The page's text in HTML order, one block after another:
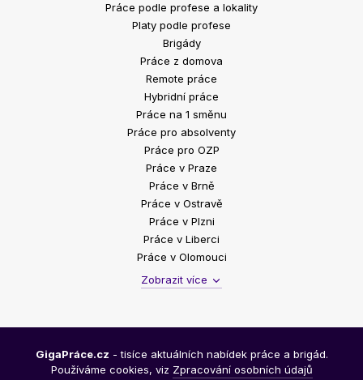
Práce podle profese a lokality
Platy podle profese
Brigády
Práce z domova
Remote práce
Hybridní práce
Práce na 1 směnu
Práce pro absolventy
Práce pro OZP
Práce v Praze
Práce v Brně
Práce v Ostravě
Práce v Plzni
Práce v Liberci
Práce v Olomouci
Zobrazit více
GigaPráce.cz - tisíce aktuálních nabídek práce a brigád.
Používáme cookies, viz Zpracování osobních údajů